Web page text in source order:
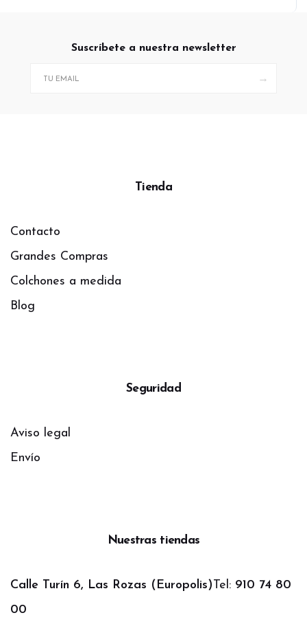
Suscríbete a nuestra newsletter
→
Tienda
Contacto
Grandes Compras
Colchones a medida
Blog
Seguridad
Aviso legal
Envío
Nuestras tiendas
Calle Turín 6, Las Rozas (Europolis)Tel: 910 74 80
00